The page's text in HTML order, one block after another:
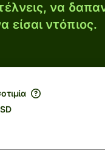
να
είσαι ντόπιος.